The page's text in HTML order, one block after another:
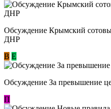
Обсуждение Крымский
ДНР
В E
Обсуждение За превышение
П